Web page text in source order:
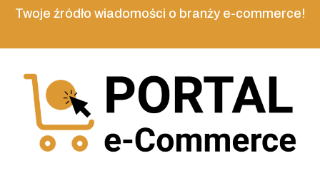
Twoje źródło wiadomości o branży e-commerce!